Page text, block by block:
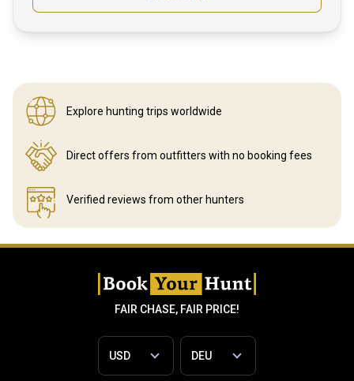
Explore hunting trips worldwide
Direct offers from outfitters with no booking fees
Verified reviews from other hunters
FAIR CHASE, FAIR PRICE!